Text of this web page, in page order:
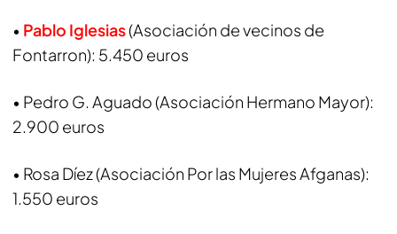
• Pablo Iglesias(Asociación de vecinos de
Fontarron): 5.450 euros
• Pedro G. Aguado (Asociación Hermano Mayor):
2.900 euros
• Rosa Díez (Asociación Por las Mujeres Afganas):
1.550 euros